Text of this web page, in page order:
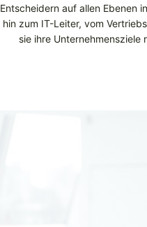
Entscheidern auf allen Ebenen
hin zum IT-Leiter, vom
sie ihre Unternehmensziele